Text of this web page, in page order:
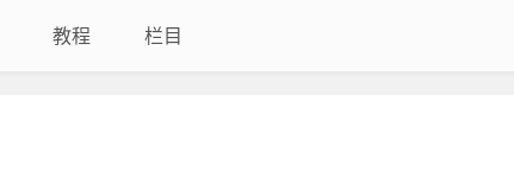
教程 栏目